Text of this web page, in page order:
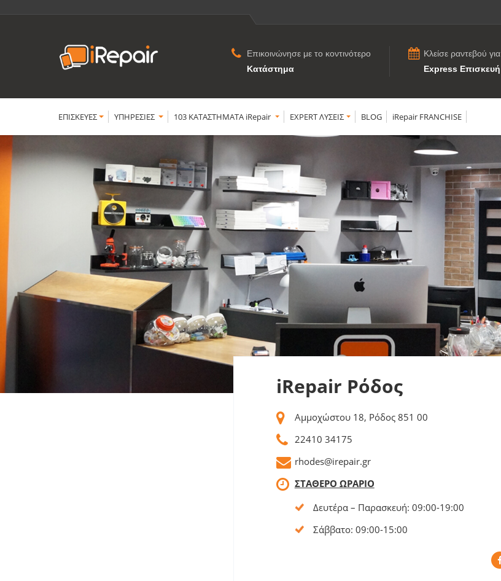
Επικοινώνησε με το κοντινότερο
Κατάστημα
Κλείσε ραντεβού για
Express Επισκευή
ΕΠΙΣΚΕΥΕΣ YΠΗΡΕΣΙΕΣ 103 ΚΑΤΑΣΤΗΜΑΤΑ iRepair EXPERT ΛΥΣΕΙΣ BLOG iRepair FRANCHISE
iRepair Ρόδος
Αμμοχώστου 18, Ρόδος 851 00
22410 34175
rhodes@irepair.gr
ΣΤΑΘΕΡΟ ΩΡΑΡΙΟ
Δευτέρα – Παρασκευή: 09:00-19:00
Σάββατο: 09:00-15:00